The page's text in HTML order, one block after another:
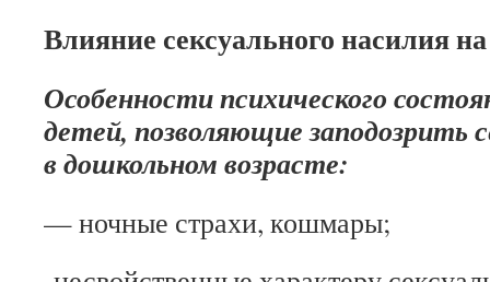
Влияние сексуального насилия
Особенности психического
детей, позволяющие заподозрить
в дошкольном возрасте:
— ночные страхи, кошмары;